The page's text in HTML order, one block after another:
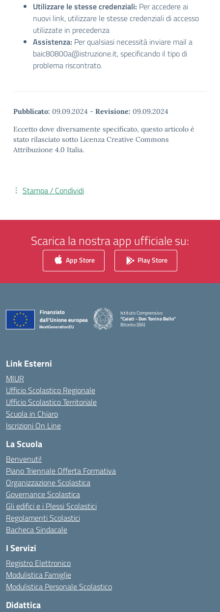
Utilizzare le stesse credenziali: Per accedere ai
nuovi link, utilizzare le stesse credenziali di accesso
utilizzate in precedenza
Assistenza: Per qualsiasi necessità inviare mail a
baic80800a@istruzione.it, specificando il tipo di
problema riscontrato.
Pubblicato: 09.09.2024 - Revisione: 09.09.2024
Eccetto dove diversamente specificato, questo articolo è
stato rilasciato sotto Licenza Creative Commons
Attribuzione 4.0 Italia.
Stampa / Condividi
Scarica la nostra app ufficiale su:
App Store Play Store
Istituto Comprensivo
"Caiati - Don Tonino Bello"
Bitonto (BA)
Link Esterni
MIUR
Ufficio Scolastico Regionale
Ufficio Scolastico Territoriale
Scuola in Chiaro
Iscrizioni On Line
La Scuola
Benvenuti!
Piano Triennale Offerta Formativa
Organizzazione Scolastica
Governance Scolastica
Gli edifici e i Plessi Scolastici
Regolamenti Scolastici
Bacheca Sindacale
I Servizi
Registro Elettronico
Modulistica Famiglie
Modulistica Personale Scolastico
Didattica